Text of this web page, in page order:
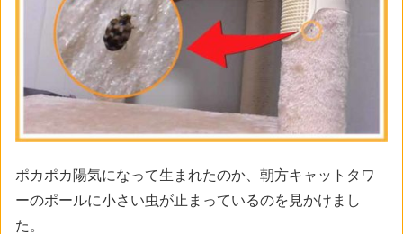
ポカポカ陽気になって生まれたのか、朝方キャットタワ
ーのポールに小さい虫が止まっているのを見かけまし
た。